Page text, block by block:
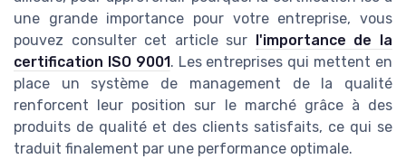
une grande importance pour votre entreprise, vous
pouvez consulter cet article sur l'importance de la
certification ISO 9001. Les entreprises qui mettent en
place un système de management de la qualité
renforcent leur position sur le marché grâce à des
produits de qualité et des clients satisfaits, ce qui se
traduit finalement par une performance optimale.